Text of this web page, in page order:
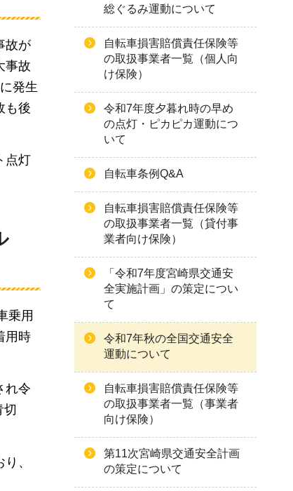
故が
事故
発生
も後
点灯
乗用
用時
れ令
、
総ぐるみ運動について
自転車損害賠償責任保険等
の取扱事業者一覧（個人向
け保険）
令和7年度夕暮れ時の早め
の点灯・ピカピカ運動につ
いて
自転車条例Q&A
自転車損害賠償責任保険等
の取扱事業者一覧（貸付事
業者向け保険）
「令和7年度宮崎県交通安
全実施計画」の策定につい
て
令和7年秋の全国交通安全
運動について
自転車損害賠償責任保険等
の取扱事業者一覧（事業者
向け保険）
第11次宮崎県交通安全計画
の策定について